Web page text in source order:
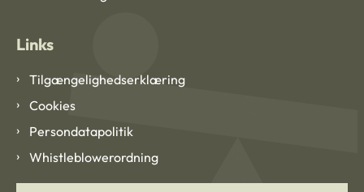
Links
Tilgængelighedserklæring
Cookies
Persondatapolitik
Whistleblowerordning